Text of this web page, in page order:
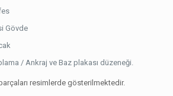
Gövde
/ Ankraj ve Baz plakası düzeneği.
resimlerde gösterilmektedir.